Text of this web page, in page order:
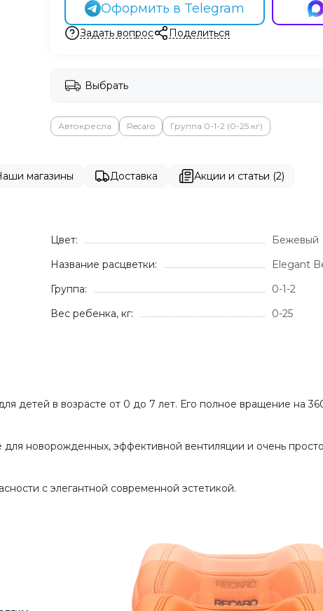
Оформить в Telegram
Задать вопрос Поделиться
Выбрать
Автокресла Recaro Группа 0-1-2 (0-25 кг)
магазины Доставка Акции и статьи (2)
Цвет:
Бежевый
Название расцветки:
Elegant
Группа:
0-1-2
Вес ребенка, кг:
0-25
детей в возрасте от 0 до 7 лет. Его полное вращение на
новорожденных, эффективной вентиляции и очень
с элегантной современной эстетикой.